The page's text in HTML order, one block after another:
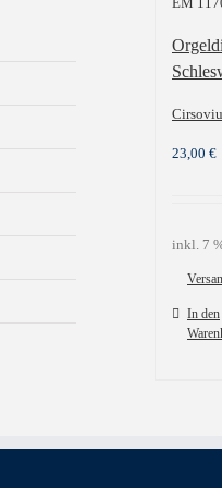
23,00 €
inkl. 7
In den